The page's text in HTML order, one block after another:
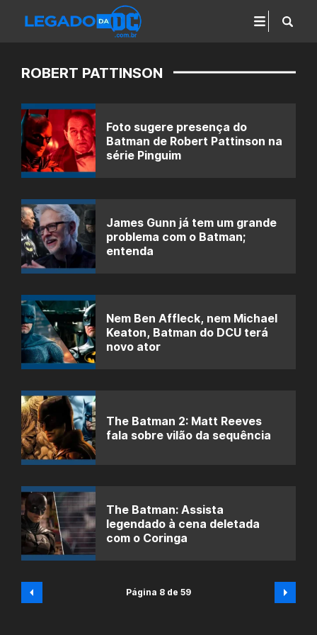
ROBERT PATTINSON
Foto sugere presença do
Batman de Robert Pattinson na
série Pinguim
James Gunn já tem um grande
problema com o Batman;
entenda
Nem Ben Affleck, nem Michael
Keaton, Batman do DCU terá
novo ator
The Batman 2: Matt Reeves
fala sobre vilão da sequência
The Batman: Assista
legendado à cena deletada
com o Coringa
Página 8 de 59